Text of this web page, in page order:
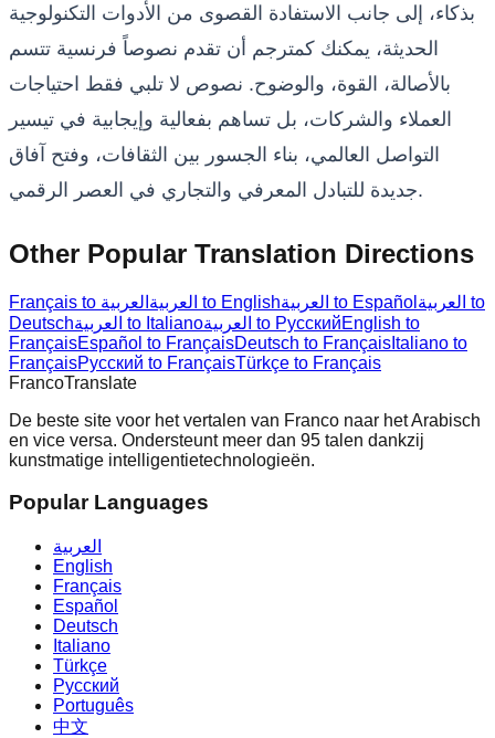
بذكاء، إلى جانب الاستفادة القصوى من الأدوات التكنولوجية
الحديثة، يمكنك كمترجم أن تقدم نصوصاً فرنسية تتسم
بالأصالة، القوة، والوضوح. نصوص لا تلبي فقط احتياجات
العملاء والشركات، بل تساهم بفعالية وإيجابية في تيسير
التواصل العالمي، بناء الجسور بين الثقافات، وفتح آفاق
جديدة للتبادل المعرفي والتجاري في العصر الرقمي.
Other Popular Translation Directions
Français to العربية العربية to English العربية to Español العربية to
Deutsch
العربية to Italiano العربية to РусскийEnglish to
FrançaisEspañol to FrançaisDeutsch to Français Italiano to
FrançaisРусский to FrançaisTürkçe to Français
FrancoTranslate
De beste site voor het vertalen van Franco naar het Arabisch
en vice versa. Ondersteunt meer dan 95 talen dankzij
kunstmatige intelligentietechnologieën.
Popular Languages
العربية
English
Français
Español
Deutsch
Italiano
Türkçe
Русский
Português
中文